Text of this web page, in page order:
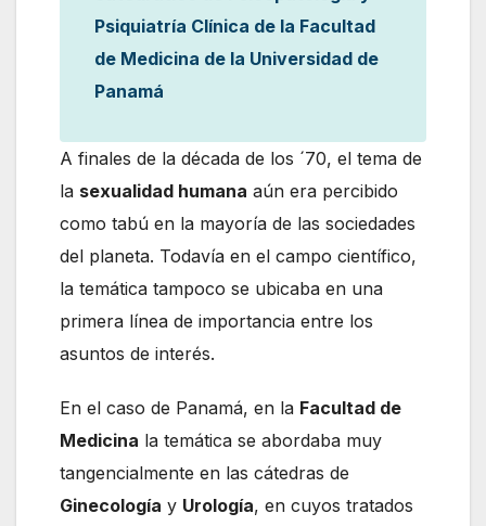
Psiquiatría Clínica de la Facultad
de Medicina de la Universidad de
Panamá
A finales de la década de los ´70, el tema de
la sexualidad humana aún era percibido
como tabú en la mayoría de las sociedades
del planeta. Todavía en el campo científico,
la temática tampoco se ubicaba en una
primera línea de importancia entre los
asuntos de interés.
En el caso de Panamá, en la Facultad de
Medicina la temática se abordaba muy
tangencialmente en las cátedras de
Ginecología y Urología, en cuyos tratados